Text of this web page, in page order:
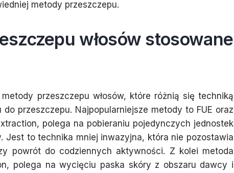
metody przeszczepu.
włosów stosowane
przeszczepu włosów, które różnią się techniką
przeszczepu. Najpopularniejsze metody to FUE oraz
polega na pobieraniu pojedynczych jednostek
Jest to technika mniej inwazyjna, która nie pozostawia
powrót do codziennych aktywności. Z kolei metoda
polega na wycięciu paska skóry z obszaru dawcy i